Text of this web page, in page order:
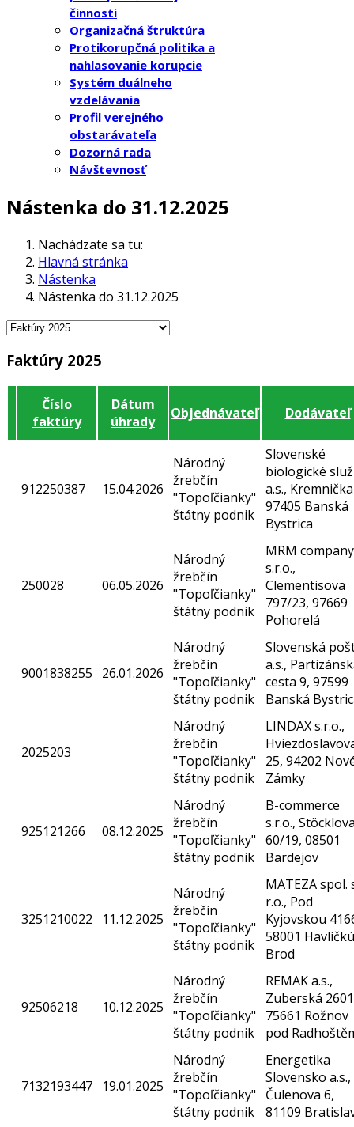
činnosti
Organizačná štruktúra
Protikorupčná politika a
nahlasovanie korupcie
Systém duálneho
vzdelávania
Profil verejného
obstarávateľa
Dozorná rada
Návštevnosť
Nástenka do 31.12.2025
Nachádzate sa tu:
Hlavná stránka
Nástenka
Nástenka do 31.12.2025
Faktúry 2025
Číslo
faktúry
Dátum
úhrady
Objednávateľ Dodávateľ
912250387 15.04.2026
Národný
žrebčín
"Topoľčianky"
štátny podnik
Slovenské
biologické
a.s.,
97405 Banská
Bystrica
250028 06.05.2026
Národný
žrebčín
"Topoľčianky"
štátny podnik
MRM company
s.r.o.,
Clementisova
797/23, 97669
Pohorelá
9001838255 26.01.2026
Národný
žrebčín
"Topoľčianky"
štátny podnik
Slovenská
a.s.,
cesta 9, 97599
Banská
2025203
Národný
žrebčín
"Topoľčianky"
štátny podnik
LINDAX s.r.o.,
25, 94202
Zámky
925121266 08.12.2025
Národný
žrebčín
"Topoľčianky"
štátny podnik
B-commerce
s.r.o.,
60/19, 08501
Bardejov
3251210022 11.12.2025
Národný
žrebčín
"Topoľčianky"
štátny podnik
MATEZA spol.
r.o., Pod
Kyjovskou
58001
Brod
92506218 10.12.2025
Národný
žrebčín
"Topoľčianky"
štátny podnik
REMAK a.s.,
Zuberská
75661 Rožnov
pod
7132193447 19.01.2025
Národný
žrebčín
"Topoľčianky"
štátny podnik
Energetika
Slovensko a.s.,
Čulenova 6,
81109